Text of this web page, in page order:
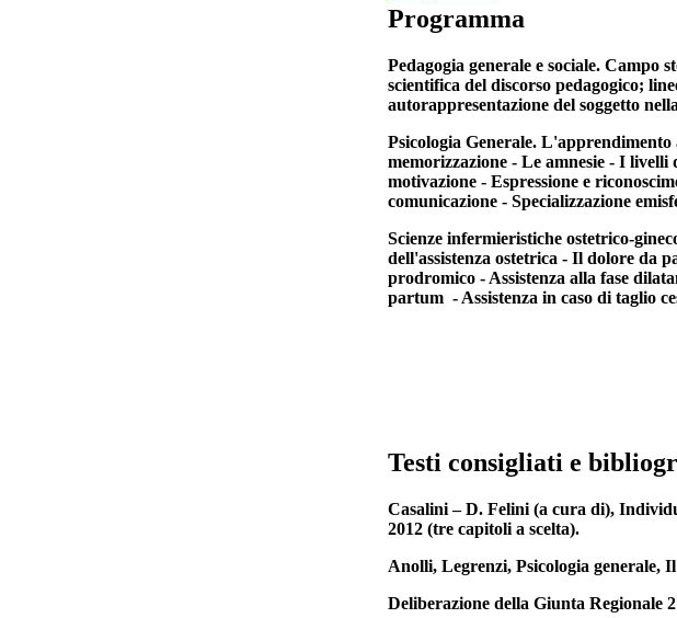
Programma
Pedagogia generale e sociale. Campo
scientifica del discorso pedagogico;
autorappresentazione del soggetto
Psicologia Generale.
memorizzazione - Le amnesie - I
motivazione - Espressione e
comunicazione - Specializzazione
Scienze infermieristiche ostetrico-
dell'assistenza ostetrica - Il dolore da
prodromico - Assistenza alla fase
partum - Assistenza in caso di taglio
Testi consigliati e
Casalini – D. Felini (a cura di),
2012 (tre capitoli a scelta).
Anolli, Legrenzi, Psicologia generale,
Deliberazione della Giunta Regionale